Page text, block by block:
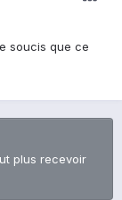
soucis que ce
plus recevoir